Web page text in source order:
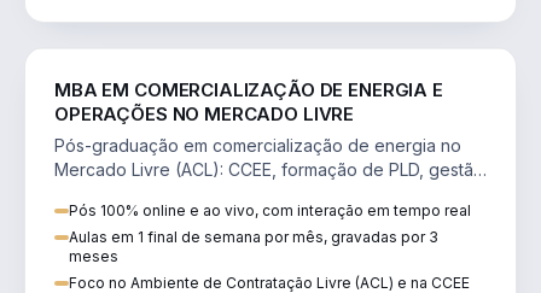
MBA EM COMERCIALIZAÇÃO DE ENERGIA E
OPERAÇÕES NO MERCADO LIVRE
Pós-graduação em comercialização de energia no
Mercado Livre (ACL): CCEE, formação de PLD, gestão
Pós 100% online e ao vivo, com interação em tempo real
Aulas em 1 final de semana por mês, gravadas por 3
meses
Foco no Ambiente de Contratação Livre (ACL) e na CCEE